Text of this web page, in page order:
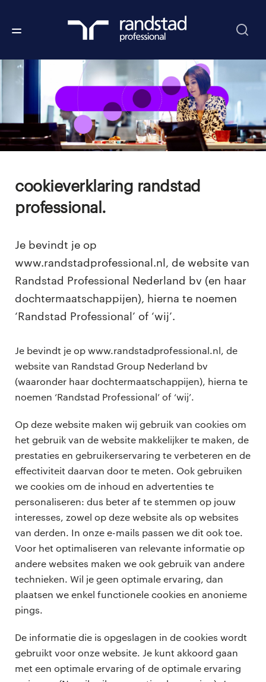
cookieverklaring randstad
professional.
Je bevindt je op
www.randstadprofessional.nl, de website van
Randstad Professional Nederland bv (en haar
dochtermaatschappijen), hierna te noemen
‘Randstad Professional’ of ‘wij’.
Je bevindt je op www.randstadprofessional.nl, de
website van Randstad Group Nederland bv
(waaronder haar dochtermaatschappijen), hierna te
noemen ‘Randstad Professional’ of ‘wij’.
Op deze website maken wij gebruik van cookies om
het gebruik van de website makkelijker te maken, de
prestaties en gebruikerservaring te verbeteren en de
effectiviteit daarvan door te meten. Ook gebruiken
we cookies om de inhoud en advertenties te
personaliseren: dus beter af te stemmen op jouw
interesses, zowel op deze website als op websites
van derden. In onze e-mails passen we dit ook toe.
Voor het optimaliseren van relevante informatie op
andere websites maken we ook gebruik van andere
technieken. Wil je geen optimale ervaring, dan
plaatsen we enkel functionele cookies en anonieme
pings.
De informatie die is opgeslagen in de cookies wordt
gebruikt voor onze website. Je kunt akkoord gaan
met een optimale ervaring of de optimale ervaring